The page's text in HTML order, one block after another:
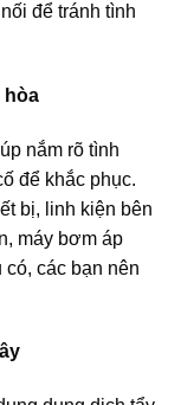
để tránh tình
hòa
nắm rõ tình
để khắc phục.
bị, linh kiện bên
máy bơm áp
có, các bạn nên